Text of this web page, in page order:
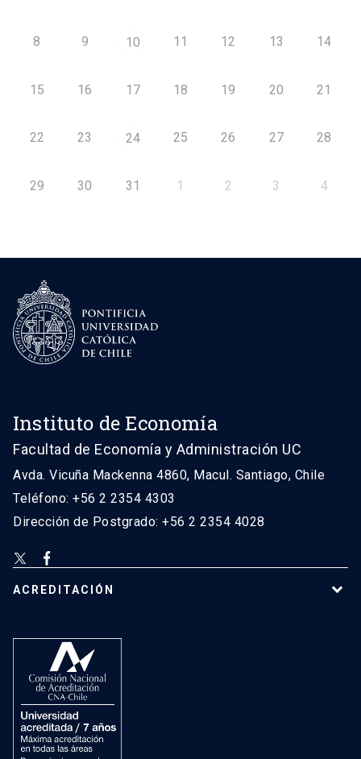
8 9 10 11 12 13 14
15 16 17 18 19 20 21
22 23 24 25 26 27 28
29 30 31 1 2 3 4
Instituto de Economía
Facultad de Economía y Administración UC
Avda. Vicuña Mackenna 4860, Macul. Santiago, Chile
Teléfono: +56 2 2354 4303
Dirección de Postgrado: +56 2 2354 4028
ACREDITACIÓN